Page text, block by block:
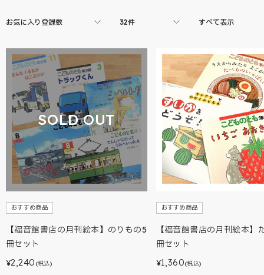
お気に入り登録数 32件 すべて表示
SOLD OUT
おすすめ商品
【福音館書店の月刊絵本】のりもの5
冊セット
¥2,240 (税込)
おすすめ商品
【福音館書店の月刊絵本】
冊セット
¥1,360(税込)